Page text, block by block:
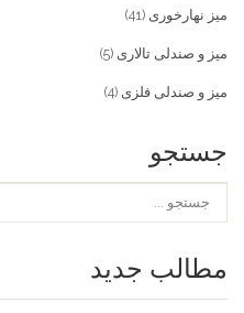
میز نهارخوری (41)
میز و صندلی تالاری (5)
میز و صندلی فلزی (4)
جستجو
مطالب جدید